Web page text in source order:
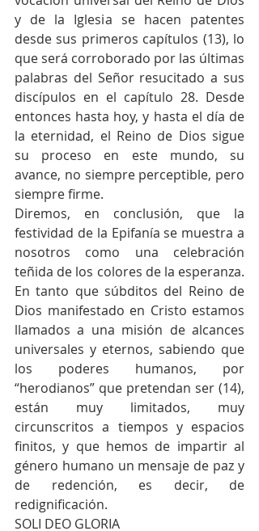
y de la Iglesia se hacen patentes
desde sus primeros capítulos (13), lo
que será corroborado por las últimas
palabras del Señor resucitado a sus
discípulos en el capítulo 28. Desde
entonces hasta hoy, y hasta el día de
la eternidad, el Reino de Dios sigue
su proceso en este mundo, su
avance, no siempre perceptible, pero
siempre firme.
Diremos, en conclusión, que la
festividad de la Epifanía se muestra a
nosotros como una celebración
teñida de los colores de la esperanza.
En tanto que súbditos del Reino de
Dios manifestado en Cristo estamos
llamados a una misión de alcances
universales y eternos, sabiendo que
los poderes humanos, por
“herodianos” que pretendan ser (14),
están muy limitados, muy
circunscritos a tiempos y espacios
finitos, y que hemos de impartir al
género humano un mensaje de paz y
de redención, es decir, de
redignificación.
SOLI DEO GLORIA